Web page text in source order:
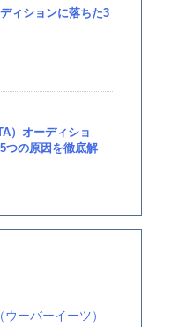
ィションに落ちた3
）オーディショ
つの原因を徹底解
ーバーイーツ）